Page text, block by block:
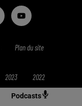
Podcasts
Plan du site
2023 2022